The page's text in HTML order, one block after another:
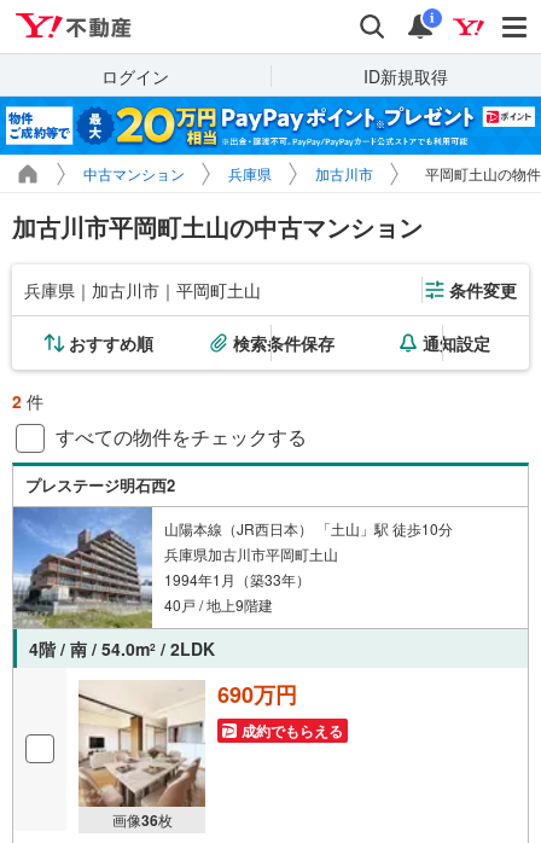
検索 通知
i
ログイン ID新規取得
中古マンション 兵庫県 加古川市 平岡町土山の物
加古川市平岡町土山の中古マンション
兵庫県｜加古川市｜平岡町土山 条件変更
おすすめ順 検索条件保存 通知設定
2 件
すべての物件をチェックする
プレステージ明石西2
山陽本線（JR西日本） 「土山」駅 徒歩10分
兵庫県加古川市平岡町土山
1994年1月（築33年）
40戸 / 地上9階建
4階 / 南 / 54.0m2 / 2LDK
画像36枚
690万円
成約でもらえる